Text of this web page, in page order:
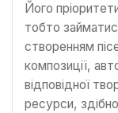
Його
тобто
створенням
композиції,
відповідної
ресурси,